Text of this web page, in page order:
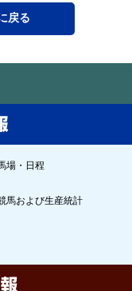
戻る
場・日程
馬および生産統計